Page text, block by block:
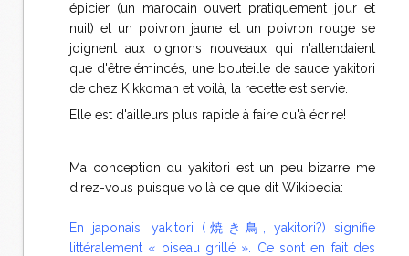
épicier (un marocain ouvert pratiquement jour et
nuit) et un poivron jaune et un poivron rouge se
joignent aux oignons nouveaux qui n'attendaient
que d'être émincés, une bouteille de sauce yakitori
de chez Kikkoman et voilà, la recette est servie.
Elle est d'ailleurs plus rapide à faire qu'à écrire!
Ma conception du yakitori est un peu bizarre me
direz-vous puisque voilà ce que dit Wikipedia:
En japonais, yakitori (焼き鳥, yakitori?) signifie
littéralement « oiseau grillé ». Ce sont en fait des